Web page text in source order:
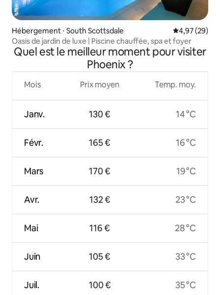
Hébergement ⋅ South Scottsdale Évaluation
4,97 (29)
Oasis de jardin de luxe | Piscine chauffée, spa et foyer
Quel est le meilleur moment pour visiter
Phoenix ?
Mois
Janv.
Févr.
Mars
Avr.
Mai
Juin
Juil.
Prix moyen
130 €
165 €
170 €
132 €
116 €
105 €
100 €
Temp. moy.
14 °C
16 °C
19 °C
23 °C
28 °C
33 °C
35 °C